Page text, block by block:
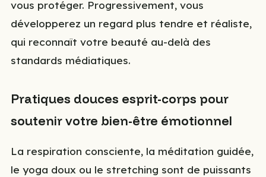
vous protéger. Progressivement, vous
développerez un regard plus tendre et réaliste,
qui reconnaît votre beauté au-delà des
standards médiatiques.
Pratiques douces esprit-corps pour
soutenir votre bien-être émotionnel
La respiration consciente, la méditation guidée,
le yoga doux ou le stretching sont de puissants